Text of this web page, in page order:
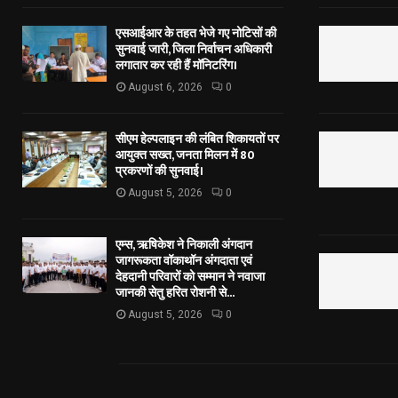
एसआईआर के तहत भेजे गए नोटिसों की
सुनवाई जारी, जिला निर्वाचन अधिकारी
लगातार कर रही हैं मॉनिटरिंग।
August 6, 2026 0
सीएम हेल्पलाइन की लंबित शिकायतों पर
आयुक्त सख्त, जनता मिलन में 80
प्रकरणों की सुनवाई।
August 5, 2026 0
एम्स, ऋषिकेश ने निकाली अंगदान
जागरूकता वॉकाथॉन अंगदाता एवं
देहदानी परिवारों को सम्मान ने नवाजा
जानकी सेतु हरित रोशनी से...
August 5, 2026 0